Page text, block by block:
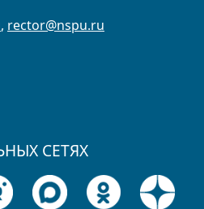
, rector@nspu.ru
СЕТЯХ